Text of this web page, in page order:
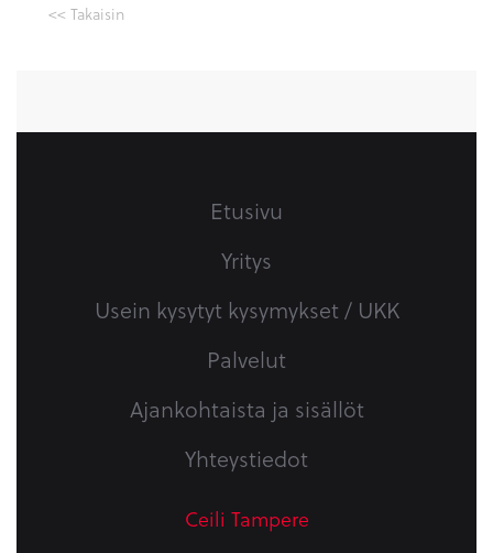
<< Takaisin
Etusivu
Yritys
Usein kysytyt kysymykset / UKK
Palvelut
Ajankohtaista ja sisällöt
Yhteystiedot
Ceili Tampere